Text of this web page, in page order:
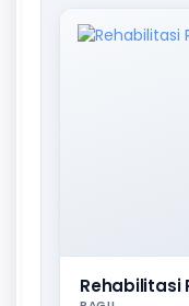
Rehabilitasi